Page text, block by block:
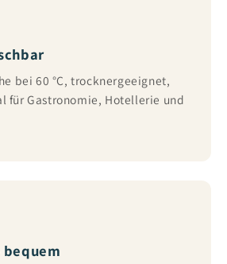
bei 60 °C, trocknergeeignet,
für Gastronomie, Hotellerie und